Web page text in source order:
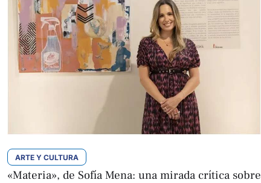
ARTE Y CULTURA
«Materia», de Sofía Mena: una mirada crítica sobre